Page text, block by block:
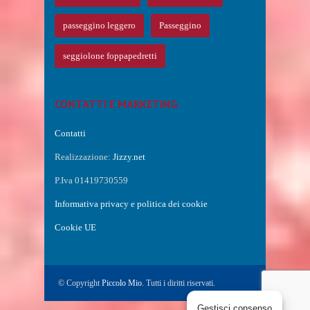
passeggino leggero Passeggino
seggiolone foppapedretti
CONTATTI E MARKETING
Contatti
Realizzazione: Jizzy.net
P.Iva 01419730559
Informativa privacy e politica dei cookie
Cookie UE
© CopyrightPiccolo Mio. Tutti i diritti riservati.
Gestisci consenso